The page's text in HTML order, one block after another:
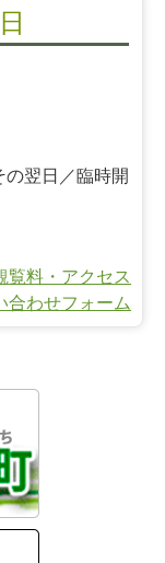
の翌日／臨時開
料・アクセス
わせフォーム